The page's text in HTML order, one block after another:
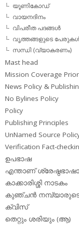
യൂണികോഡ്
വായനദിനം
വിപരീത പദങ്ങള്‍
വൃത്തങ്ങളുടെ
സന്ധി (വ്യാകരണം)
Mast head
Mission Coverage
News Policy &
No Bylines Policy
Policy
Publishing Principles
UnNamed Source
Verification Fact-
ഉപഭാഷ
എന്താണ് ശ്രേഷ്ഠഭാഷാ
കാക്കാരിശ്ശി നാടകം
കുഞ്ചന്‍
ക്വിസ്
തെറ്റും ശരിയും (ആ)